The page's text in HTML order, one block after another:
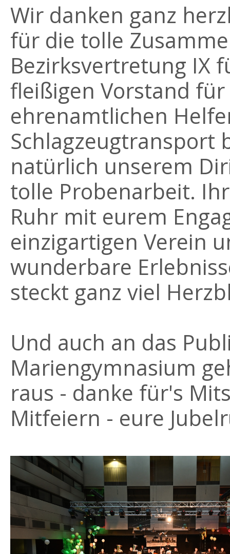
Wir danken ganz
für die tolle
Bezirksvertretung IX
fleißigen Vorstand
ehrenamtlichen
Schlagzeugtransport
natürlich unserem
tolle Probenarbeit.
Ruhr mit eurem
einzigartigen Verein
wunderbare
steckt ganz viel
Und auch an das
Mariengymnasium
raus - danke für's
Mitfeiern - eure